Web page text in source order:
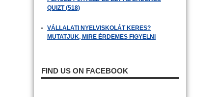
QUIZT (518)
VÁLLALATI NYELVISKOLÁT KERES?
MUTATJUK, MIRE ÉRDEMES FIGYELNI
FIND US ON FACEBOOK